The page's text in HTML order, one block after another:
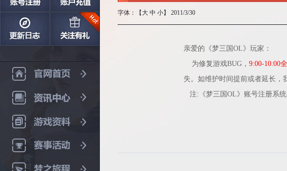
字体：【 大 中 小】 2011/3/30
亲爱的《梦三国OL》玩家：
为修复游戏BUG， 9:00-10:00
失。如维护时间提前或者延长，
注:《梦三国OL》账号注册系